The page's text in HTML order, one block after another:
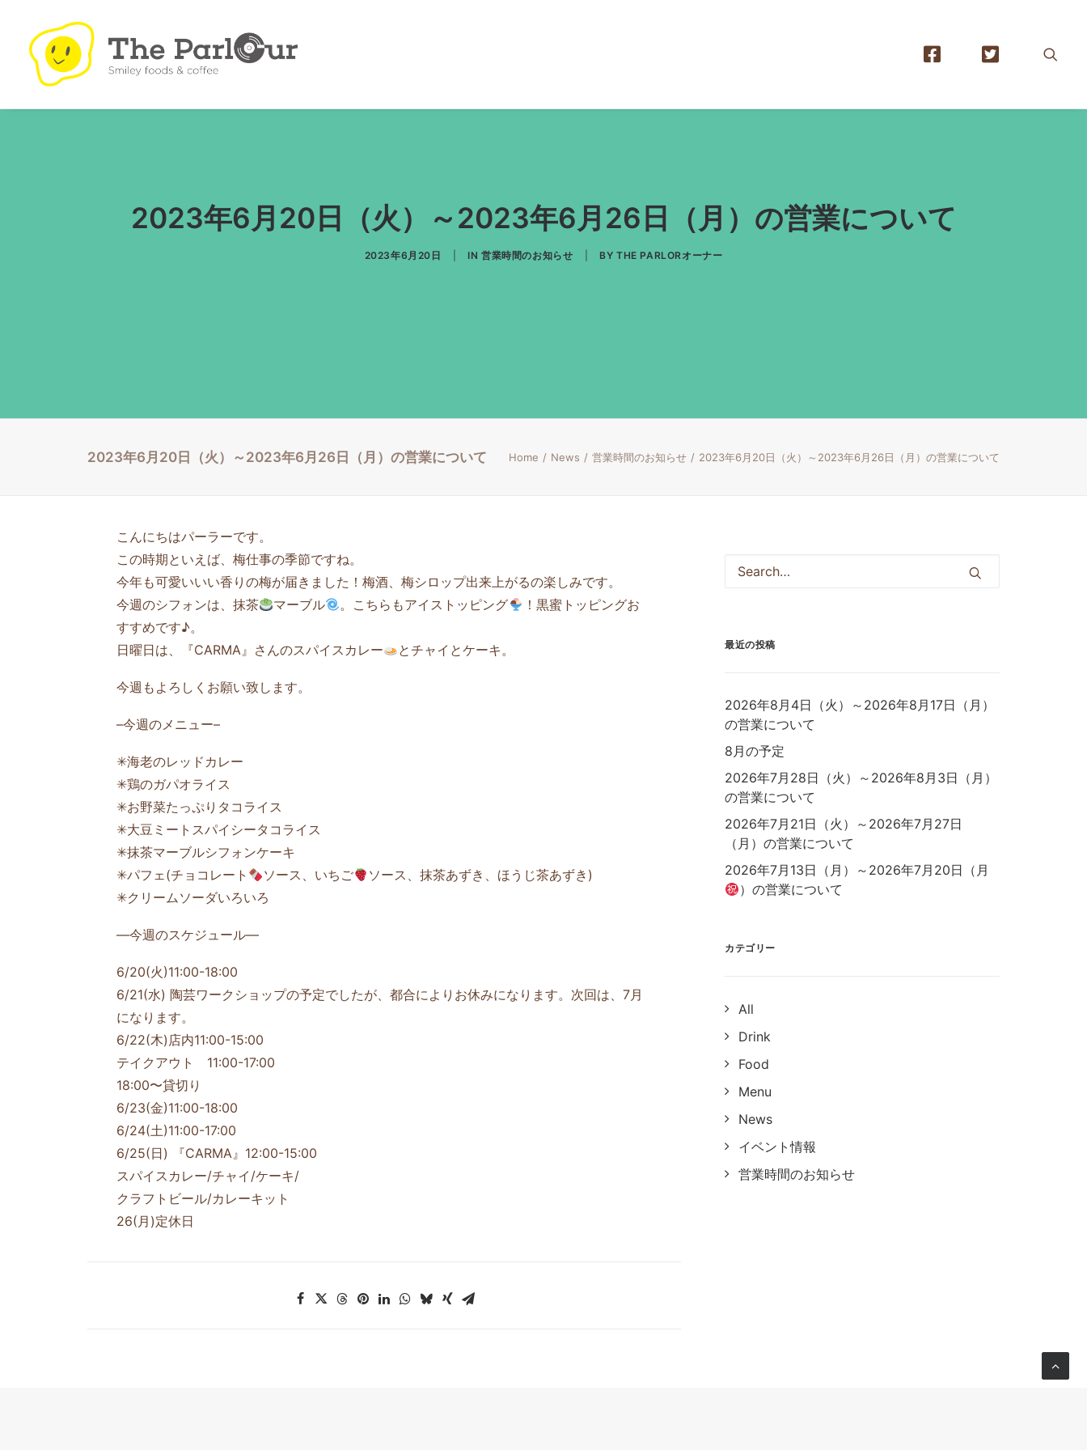
2023年6月20日（火）～2023年6月26日（月）の営業について
2023年6月20日 IN営業時間のお知らせ BY THE PARLORオーナー
2023年6月20日（火）～2023年6月26日（月）の営業について Home News 営業時間のお知らせ 2023年6月20日（火）～2023年6月26日（月）の営業について
こんにちはパーラーです。
この時期といえば、梅仕事の季節ですね。
今年も可愛いいい香りの梅が届きました！梅酒、梅シロップ出来上がるの楽しみです。
今週のシフォンは、抹茶
マーブル 。こちらもアイストッピング
！黒蜜トッピングお
すすめです♪。
日曜日は、『CARMA』さんのスパイスカレー
とチャイとケーキ。
今週もよろしくお願い致します。
–今週のメニュー–
✳海老のレッドカレー
✳鶏のガパオライス
✳お野菜たっぷりタコライス
✳大豆ミートスパイシータコライス
✳抹茶マーブルシフォンケーキ
✳パフェ(チョコレート
ソース、いちご
ソース、抹茶あずき、ほうじ茶あずき)
✳クリームソーダいろいろ
—今週のスケジュール—
6/20(火)11:00-18:00
6/21(水) 陶芸ワークショップの予定でしたが、都合によりお休みになります。次回は、7月
になります。
6/22(木)店内11:00-15:00
テイクアウト 11:00-17:00
18:00〜貸切り
6/23(金)11:00-18:00
6/24(土)11:00-17:00
6/25(日) 『CARMA』12:00-15:00
スパイスカレー/チャイ/ケーキ/
クラフトビール/カレーキット
26(月)定休日
最近の投稿
2026年8月4日（火）～2026年8月17日（月）
の営業について
8月の予定
2026年7月28日（火）～2026年8月3日（月）
の営業について
2026年7月21日（火）～2026年7月27日
（月）の営業について
2026年7月13日（月）～2026年7月20日（月
）の営業について
カテゴリー
All
Drink
Food
Menu
News
イベント情報
営業時間のお知らせ